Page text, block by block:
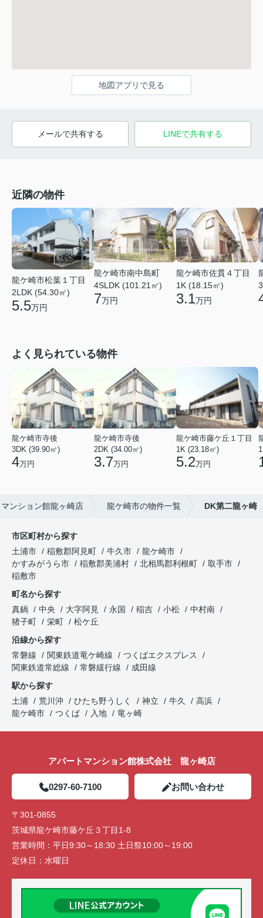
地図アプリで見る
メールで共有する LINEで共有する
近隣の物件
龍ケ崎市松葉１丁目
2LDK (54.30㎡)
5.5万円
龍ケ崎市南中島町
4SLDK (101.21㎡)
7万円
龍ケ崎市佐貫４丁目
1K (18.15㎡)
3.1万円
よく見られている物件
龍ケ崎市寺後
3DK (39.90㎡)
4万円
龍ケ崎市寺後
2DK (34.00㎡)
3.7万円
龍ケ崎市藤ケ丘１丁目
1K (23.18㎡)
5.2万円
ンション館龍ヶ崎店 龍ケ崎市の物件一覧 DK第二龍ヶ崎
市区町村から探す
土浦市
稲敷郡阿見町 牛久市
龍ケ崎市
かすみがうら市
稲敷郡美浦村 北相馬郡利根町
取手市
稲敷市
町名から探す
真鍋
中央 大字阿見 永国 稲吉 小松
中村南
猪子町
栄町
松ケ丘
沿線から探す
常磐線
関東鉄道竜ケ崎線
つくばエクスプレス
関東鉄道常総線
常磐緩行線
成田線
駅から探す
土浦
荒川沖 ひたち野うしく 神立 牛久
高浜
龍ケ崎市
つくば 入地 竜ヶ崎
アパートマンション館株式会社 龍ヶ崎店
0297-60-7100 お問い合わせ
〒301-0855
茨城県龍ケ崎市藤ケ丘３丁目1-8
営業時間： 平日9:30～18:30 土日祭10:00～19:00
定休日： 水曜日